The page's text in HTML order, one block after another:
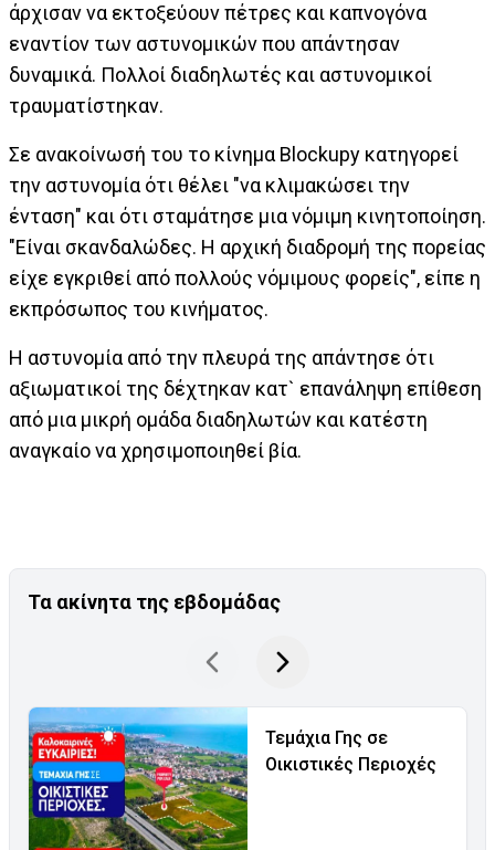
άρχισαν να εκτοξεύουν πέτρες και καπνογόνα
εναντίον των αστυνομικών που απάντησαν
δυναμικά. Πολλοί διαδηλωτές και αστυνομικοί
τραυματίστηκαν.
Σε ανακοίνωσή του το κίνημα Blockupy κατηγορεί
την αστυνομία ότι θέλει "να κλιμακώσει την
ένταση" και ότι σταμάτησε μια νόμιμη κινητοποίηση.
"Είναι σκανδαλώδες. Η αρχική διαδρομή της πορείας
είχε εγκριθεί από πολλούς νόμιμους φορείς", είπε η
εκπρόσωπος του κινήματος.
Η αστυνομία από την πλευρά της απάντησε ότι
αξιωματικοί της δέχτηκαν κατ` επανάληψη επίθεση
από μια μικρή ομάδα διαδηλωτών και κατέστη
αναγκαίο να χρησιμοποιηθεί βία.
Τα ακίνητα της εβδομάδας
Τεμάχια Γης σε
Οικιστικές Περιοχές